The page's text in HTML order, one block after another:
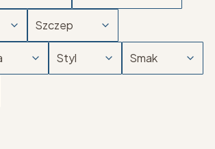
Szczep
Styl Smak